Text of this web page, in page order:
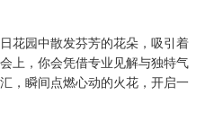
花园中散发芬芳的花朵，吸引着
上，你会凭借专业见解与独特气
，瞬间点燃心动的火花，开启一